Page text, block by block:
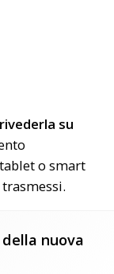
rivederla su
o smart
nuova